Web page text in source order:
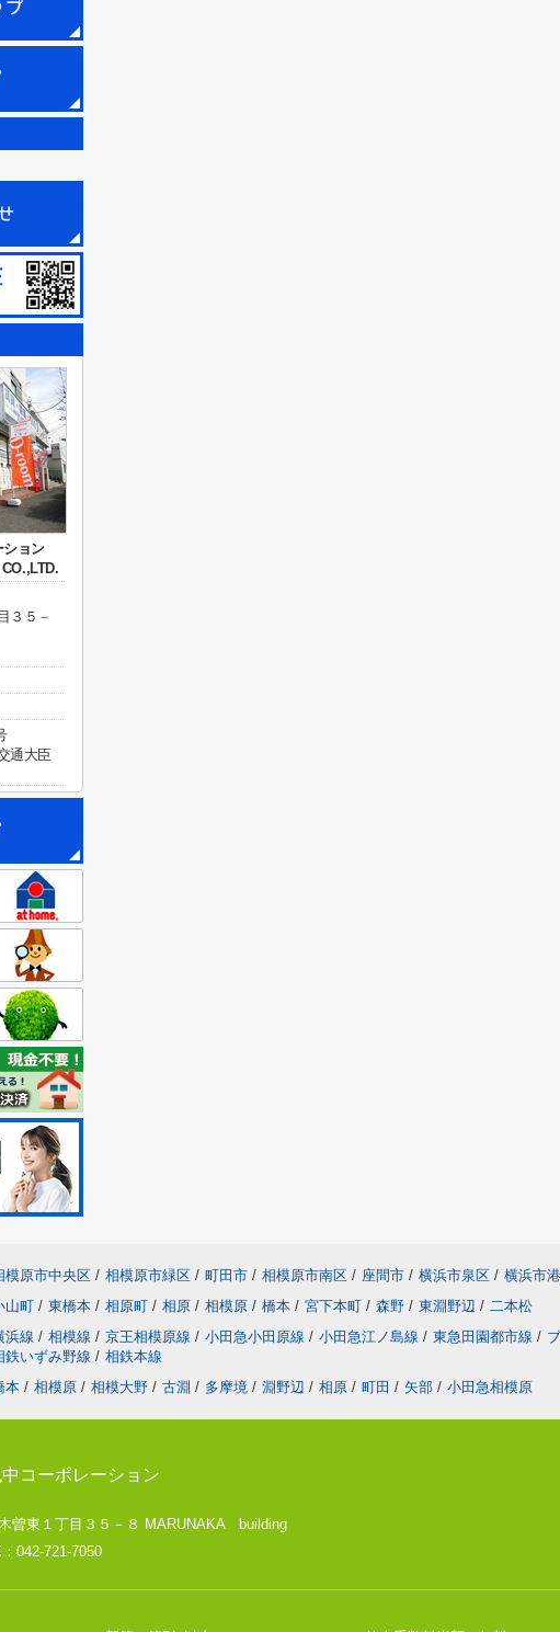
ション
３５－
通大臣
模原市中央区 / 相模原市緑区 / 町田市 / 相模原市南区 / 座間市 / 横浜市泉区 / 横浜市
山町 / 東橋本 / 相原町 / 相原 / 相模原 / 橋本 / 宮下本町 / 森野 / 東淵野辺 / 二本松
浜線 / 相模線 / 京王相模原線 / 小田急小田原線 / 小田急江ノ島線 / 東急田園都市線 /
鉄いずみ野線 / 相鉄本線
本 / 相模原 / 相模大野 / 古淵 / 多摩境 / 淵野辺 / 相原 / 町田 / 矢部 / 小田急相模原
コーポレーション
曽東１丁目３５－８ MARUNAKA building
042-721-7050